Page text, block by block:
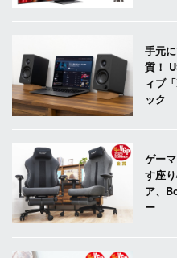
手元
質！
ィブ
ック
ゲー
す座
ア、
ー